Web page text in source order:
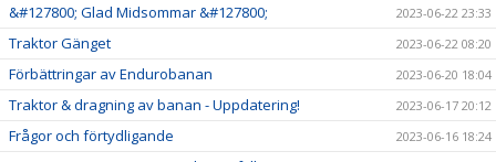
&#127800; Glad Midsommar &#127800; 2023-06-22 23:33
Traktor Gänget 2023-06-22 08:20
Förbättringar av Endurobanan 2023-06-20 18:04
Traktor & dragning av banan - Uppdatering! 2023-06-17 20:12
Frågor och förtydligande 2023-06-16 18:24